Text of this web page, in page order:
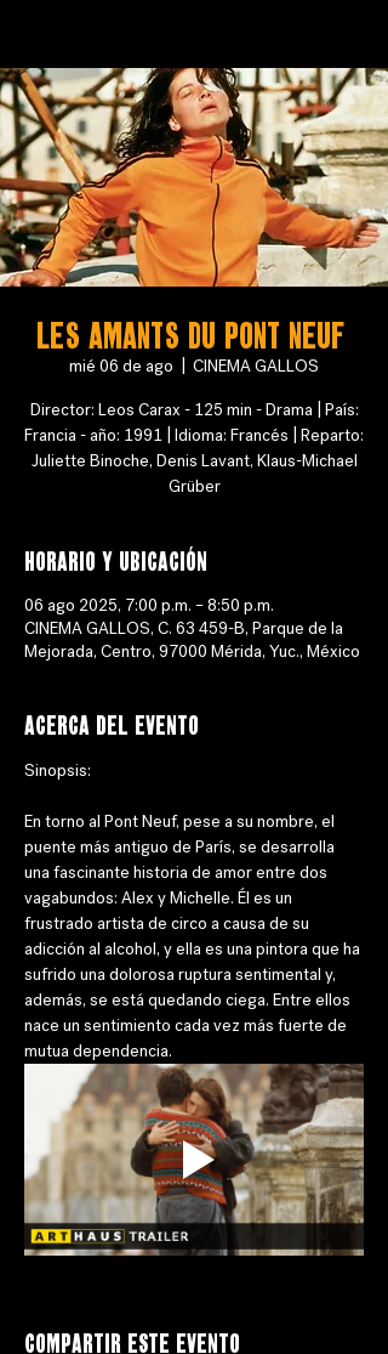
Les Amants du Pont Neuf
mié 06 de ago
CINEMA GALLOS
Director: Leos Carax - 125 min - Drama | País:
Francia - año: 1991 | Idioma: Francés | Reparto:
Juliette Binoche, Denis Lavant, Klaus-Michael
Grüber
Horario y ubicación
06 ago 2025, 7:00 p.m. – 8:50 p.m.
CINEMA GALLOS, C. 63 459-B, Parque de la
Mejorada, Centro, 97000 Mérida, Yuc., México
Acerca del evento
Sinopsis:
En torno al Pont Neuf, pese a su nombre, el
puente más antiguo de París, se desarrolla
una fascinante historia de amor entre dos
vagabundos: Alex y Michelle. Él es un
frustrado artista de circo a causa de su
adicción al alcohol, y ella es una pintora que ha
sufrido una dolorosa ruptura sentimental y,
además, se está quedando ciega. Entre ellos
nace un sentimiento cada vez más fuerte de
mutua dependencia.
Compartir este evento